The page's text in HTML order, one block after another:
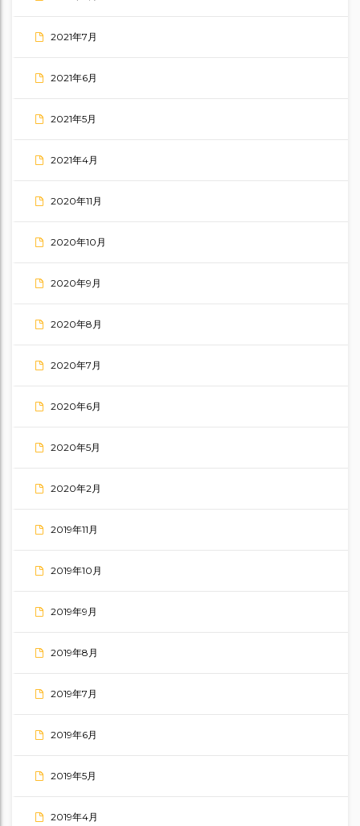
2021年7月
2021年6月
2021年5月
2021年4月
2020年11月
2020年10月
2020年9月
2020年8月
2020年7月
2020年6月
2020年5月
2020年2月
2019年11月
2019年10月
2019年9月
2019年8月
2019年7月
2019年6月
2019年5月
2019年4月